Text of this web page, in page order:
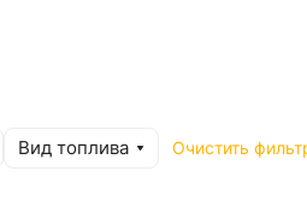
Вид топлива Очистить